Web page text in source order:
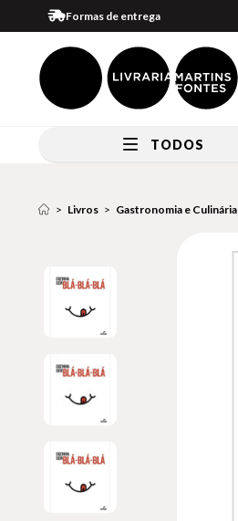
Formas de entrega
TODOS
Livros Gastronomia e Culinária